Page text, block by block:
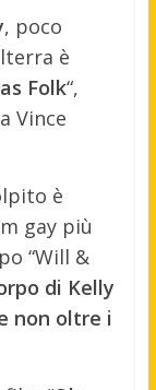
, poco
è
Folk“,
Vince
è
gay più
“Will &
di Kelly
non oltre i